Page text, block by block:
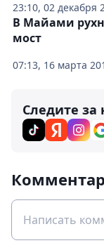
23:10, 02 декабря
07:13, 16 марта
В Майами
мост
Следите за